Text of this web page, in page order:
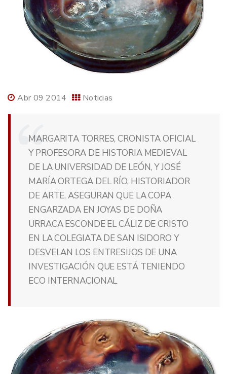
Abr 09 2014 Noticias
MARGARITA TORRES, CRONISTA OFICIAL
Y PROFESORA DE HISTORIA MEDIEVAL
DE LA UNIVERSIDAD DE LEÓN, Y JOSÉ
MARÍA ORTEGA DEL RÍO, HISTORIADOR
DE ARTE, ASEGURAN QUE LA COPA
ENGARZADA EN JOYAS DE DOÑA
URRACA ESCONDE EL CÁLIZ DE CRISTO
EN LA COLEGIATA DE SAN ISIDORO Y
DESVELAN LOS ENTRESIJOS DE UNA
INVESTIGACIÓN QUE ESTÁ TENIENDO
ECO INTERNACIONAL